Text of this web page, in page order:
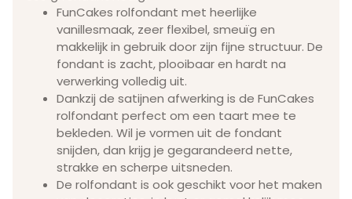
FunCakes rolfondant met heerlijke
vanillesmaak, zeer flexibel, smeuïg en
makkelijk in gebruik door zijn fijne structuur. De
fondant is zacht, plooibaar en hardt na
verwerking volledig uit.
Dankzij de satijnen afwerking is de FunCakes
rolfondant perfect om een taart mee te
bekleden. Wil je vormen uit de fondant
snijden, dan krijg je gegarandeerd nette,
strakke en scherpe uitsneden.
De rolfondant is ook geschikt voor het maken